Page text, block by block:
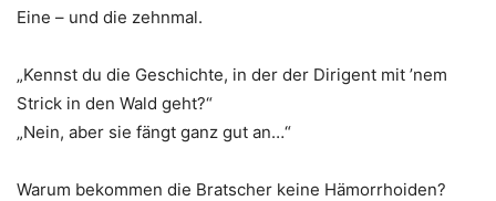
Eine – und die zehnmal.
„Kennst du die Geschichte, in der der Dirigent mit ’nem
Strick in den Wald geht?“
„Nein, aber sie fängt ganz gut an…“
Warum bekommen die Bratscher keine Hämorrhoiden?